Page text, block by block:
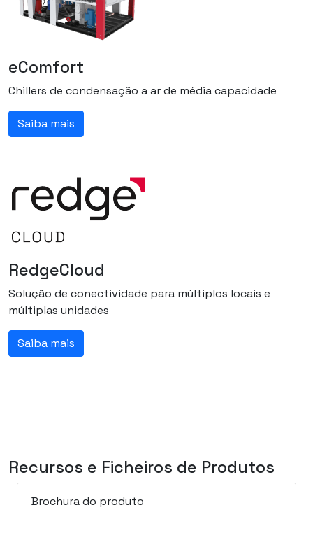
eComfort
Chillers de condensação a ar de média capacidade
Saiba mais
RedgeCloud
Solução de conectividade para múltiplos locais e
múltiplas unidades
Saiba mais
Recursos e Ficheiros de Produtos
Brochura do produto